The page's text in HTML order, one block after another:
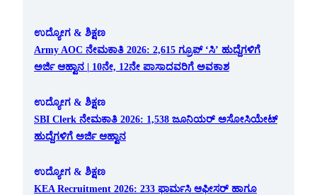
ಉದ್ಯೋಗ & ಶಿಕ್ಷಣ
Army AOC ನೇಮಕಾತಿ 2026: 2,615 ಗ್ರೂಪ್ ‘ಸಿ’ ಹುದ್ದೆಗಳಿಗೆ
ಅರ್ಜಿ ಆಹ್ವಾನ | 10ನೇ, 12ನೇ ಪಾಸಾದವರಿಗೆ ಅವಕಾಶ
ಉದ್ಯೋಗ & ಶಿಕ್ಷಣ
SBI Clerk ನೇಮಕಾತಿ 2026: 1,538 ಜೂನಿಯರ್ ಅಸೋಸಿಯೇಟ್
ಹುದ್ದೆಗಳಿಗೆ ಅರ್ಜಿ ಆಹ್ವಾನ
ಉದ್ಯೋಗ & ಶಿಕ್ಷಣ
KEA Recruitment 2026: 233 ಫಾರ್ಮಸಿ ಆಫೀಸರ್ ಹಾಗೂ